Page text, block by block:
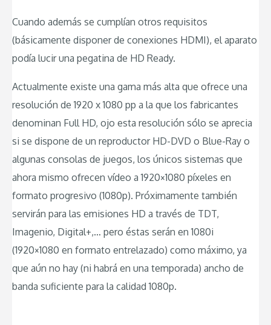
Cuando además se cumplían otros requisitos
(básicamente disponer de conexiones HDMI), el aparato
podía lucir una pegatina de HD Ready.
Actualmente existe una gama más alta que ofrece una
resolución de 1920 x 1080 pp a la que los fabricantes
denominan Full HD, ojo esta resolución sólo se aprecia
si se dispone de un reproductor HD-DVD o Blue-Ray o
algunas consolas de juegos, los únicos sistemas que
ahora mismo ofrecen vídeo a 1920×1080 píxeles en
formato progresivo (1080p). Próximamente también
servirán para las emisiones HD a través de TDT,
Imagenio, Digital+,… pero éstas serán en 1080i
(1920×1080 en formato entrelazado) como máximo, ya
que aún no hay (ni habrá en una temporada) ancho de
banda suficiente para la calidad 1080p.